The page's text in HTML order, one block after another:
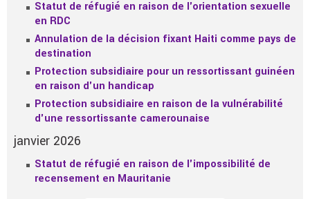
Statut de réfugié en raison de l'orientation sexuelle
en RDC
Annulation de la décision fixant Haiti comme pays de
destination
Protection subsidiaire pour un ressortissant guinéen
en raison d'un handicap
Protection subsidiaire en raison de la vulnérabilité
d'une ressortissante camerounaise
janvier 2026
Statut de réfugié en raison de l'impossibilité de
recensement en Mauritanie